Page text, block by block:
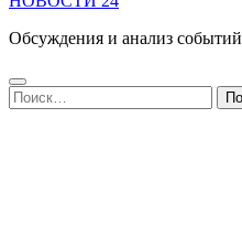
Обсуждения и анализ событий
Найти: